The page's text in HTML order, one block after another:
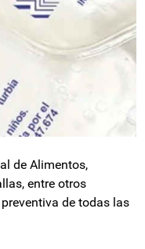
de Alimentos,
entre otros
de todas las